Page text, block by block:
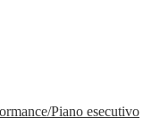
Piano esecutivo